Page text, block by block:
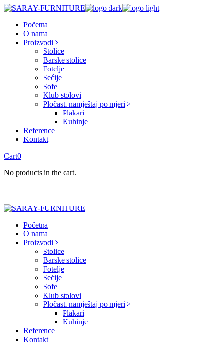
Skip
content
Početna
O nama
Proizvodi
Stolice
Barske stolice
Fotelje
Sećije
Sofe
Klub stolovi
Pločasti namještaj po mjeri
Plakari
Kuhinje
Reference
Kontakt
Cart0
No products in the cart.
Početna
O nama
Proizvodi
Stolice
Barske stolice
Fotelje
Sećije
Sofe
Klub stolovi
Pločasti namještaj po mjeri
Plakari
Kuhinje
Reference
Kontakt